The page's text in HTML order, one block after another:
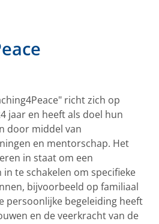
richt zich op
jaar en heeft als doel hun
door middel van
en mentorschap. Het
in staat om een
te schakelen om specifieke
bijvoorbeeld op familiaal
persoonlijke begeleiding heeft
en de veerkracht van de